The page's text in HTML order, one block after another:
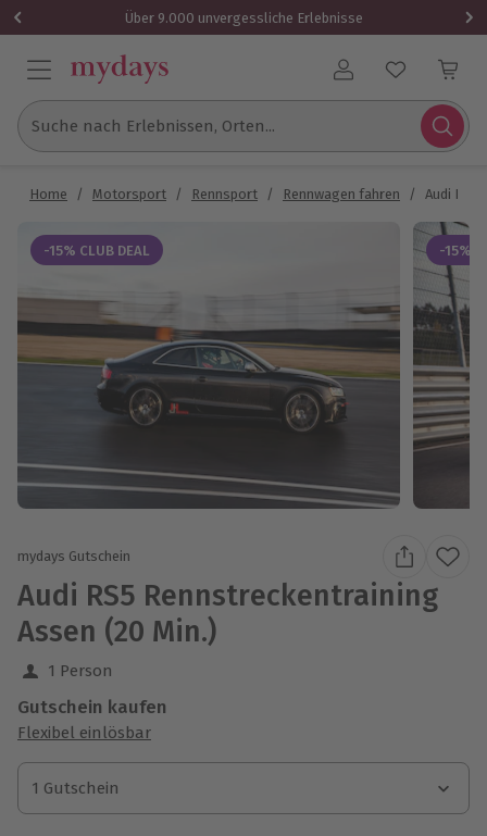
Über 9.000 unvergessliche Erlebnisse
Benutzerkonto
Suche nach Erlebnissen, Orten...
Home / Motorsport / Rennsport / Rennwagen fahren / Audi RS5
-15% CLUB DEAL -15%
mydays Gutschein
Audi RS5 Rennstreckentraining
Assen (20 Min.)
1 Person
Gutschein kaufen
Flexibel einlösbar
1 Gutschein
1 Gutschein
1 Gutschein